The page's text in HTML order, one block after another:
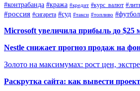
#контрабанда #кража #кредит #курс_валют
#россия #сигарета #суд #такси #топливо #футбол
Microsoft увеличила прибыль до $25
Nestle снижает прогноз продаж на
Золото на максимумах: рост цен,
Раскрутка сайта: как вывести